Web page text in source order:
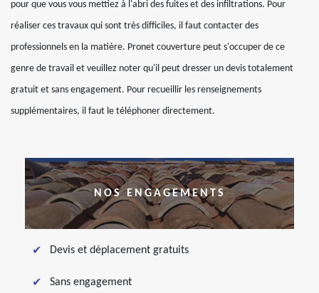
pour que vous vous mettiez à l'abri des fuites et des infiltrations. Pour
réaliser ces travaux qui sont très difficiles, il faut contacter des
professionnels en la matière. Pronet couverture peut s'occuper de ce
genre de travail et veuillez noter qu'il peut dresser un devis totalement
gratuit et sans engagement. Pour recueillir les renseignements
supplémentaires, il faut le téléphoner directement.
NOS ENGAGEMENTS
Devis et déplacement gratuits
Sans engagement